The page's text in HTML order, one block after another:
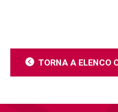
TORNA A ELENCO